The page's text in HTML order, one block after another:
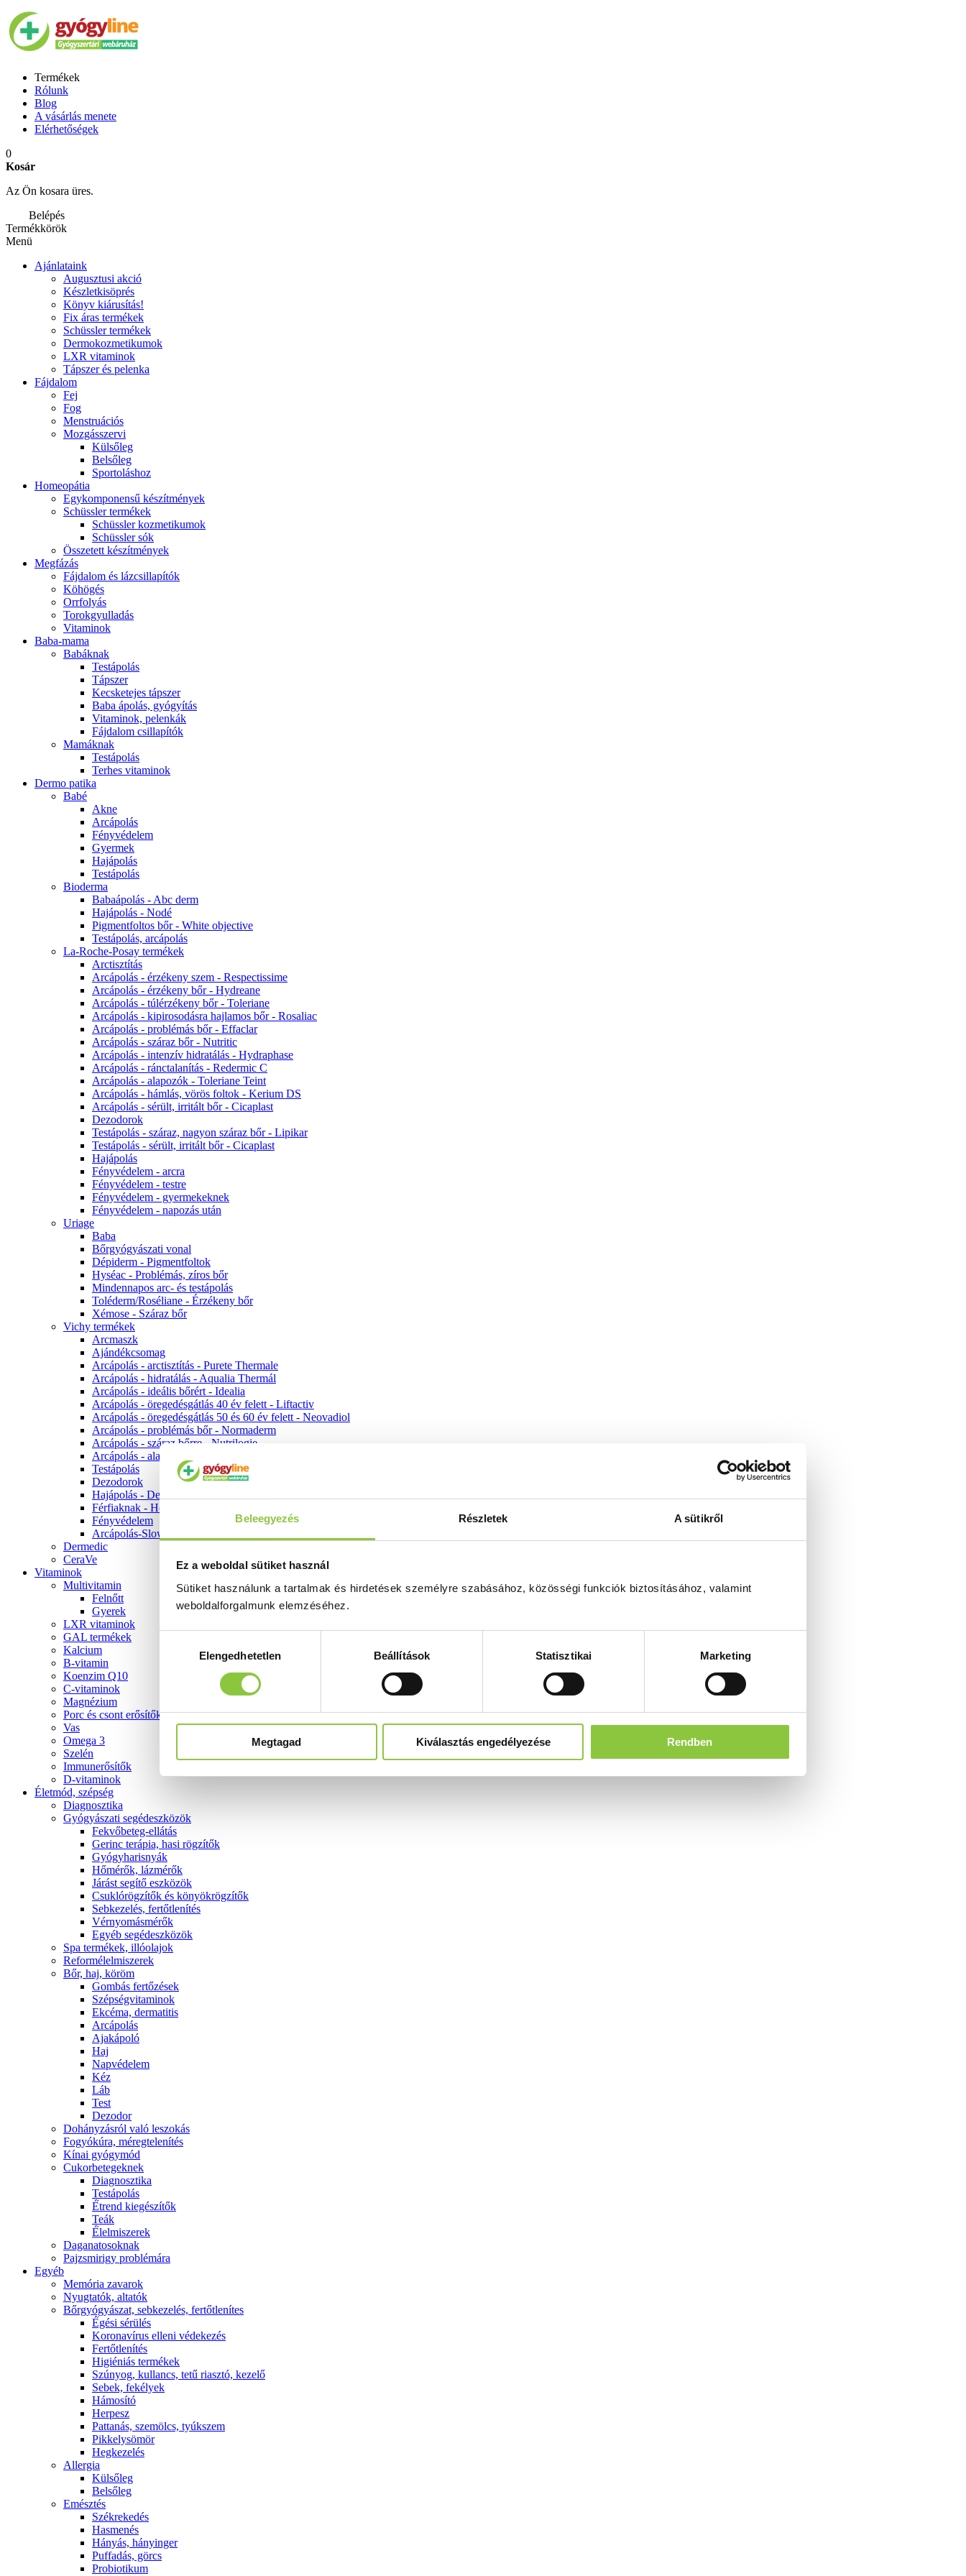
Beleegyezés Részletek A sütikről
Ez a weboldal sütiket használ
Sütiket használunk a tartalmak és hirdetések személyre szabásához, közösségi funkciók biztosításához, valamint
weboldalforgalmunk elemzéséhez.
kiválasztásaElengedhetetlen Beállítások Statisztikai Marketing
Megtagad Kiválasztás engedélyezése Rendben
Termékek
Rólunk
Blog
A vásárlás menete
Elérhetőségek
0
Kosár
Az Ön kosara üres.
Belépés
Termékkörök
Menü
Ajánlataink
Augusztusi akció
Készletkisöprés
Könyv kiárusítás!
Fix áras termékek
Schüssler termékek
Dermokozmetikumok
LXR vitaminok
Tápszer és pelenka
Fájdalom
Fej
Fog
Menstruációs
Mozgásszervi
Külsőleg
Belsőleg
Sportoláshoz
Homeopátia
Egykomponensű készítmények
Schüssler termékek
Schüssler kozmetikumok
Schüssler sók
Összetett készítmények
Megfázás
Fájdalom és lázcsillapítók
Köhögés
Orrfolyás
Torokgyulladás
Vitaminok
Baba-mama
Babáknak
Testápolás
Tápszer
Kecsketejes tápszer
Baba ápolás, gyógyítás
Vitaminok, pelenkák
Fájdalom csillapítók
Mamáknak
Testápolás
Terhes vitaminok
Dermo patika
Babé
Akne
Arcápolás
Fényvédelem
Gyermek
Hajápolás
Testápolás
Bioderma
Babaápolás - Abc derm
Hajápolás - Nodé
Pigmentfoltos bőr - White objective
Testápolás, arcápolás
La-Roche-Posay termékek
Arctisztítás
Arcápolás - érzékeny szem - Respectissime
Arcápolás - érzékeny bőr - Hydreane
Arcápolás - túlérzékeny bőr - Toleriane
Arcápolás - kipirosodásra hajlamos bőr - Rosaliac
Arcápolás - problémás bőr - Effaclar
Arcápolás - száraz bőr - Nutritic
Arcápolás - intenzív hidratálás - Hydraphase
Arcápolás - ránctalanítás - Redermic C
Arcápolás - alapozók - Toleriane Teint
Arcápolás - hámlás, vörös foltok - Kerium DS
Arcápolás - sérült, irritált bőr - Cicaplast
Dezodorok
Testápolás - száraz, nagyon száraz bőr - Lipikar
Testápolás - sérült, irritált bőr - Cicaplast
Hajápolás
Fényvédelem - arcra
Fényvédelem - testre
Fényvédelem - gyermekeknek
Fényvédelem - napozás után
Uriage
Baba
Bőrgyógyászati vonal
Dépiderm - Pigmentfoltok
Hyséac - Problémás, zíros bőr
Mindennapos arc- és testápolás
Toléderm/Roséliane - Érzékeny bőr
Xémose - Száraz bőr
Vichy termékek
Arcmaszk
Ajándékcsomag
Arcápolás - arctisztítás - Purete Thermale
Arcápolás - hidratálás - Aqualia Thermál
Arcápolás - ideális bőrért - Idealia
Arcápolás - öregedésgátlás 40 év felett - Liftactiv
Arcápolás - öregedésgátlás 50 és 60 év felett - Neovadiol
Arcápolás - problémás bőr - Normaderm
Arcápolás - száraz bőrre - Nutrilogie
Arcápolás - alapozók
Testápolás
Dezodorok
Hajápolás - Dercos
Férfiaknak - Homme
Fényvédelem
Arcápolás-Slow Age
Dermedic
CeraVe
Vitaminok
Multivitamin
Felnőtt
Gyerek
LXR vitaminok
GAL termékek
Kalcium
B-vitamin
Koenzim Q10
C-vitaminok
Magnézium
Porc és csont erősítők
Vas
Omega 3
Szelén
Immunerősítők
D-vitaminok
Életmód, szépség
Diagnosztika
Gyógyászati segédeszközök
Fekvőbeteg-ellátás
Gerinc terápia, hasi rögzítők
Gyógyharisnyák
Hőmérők, lázmérők
Járást segítő eszközök
Csuklórögzítők és könyökrögzítők
Sebkezelés, fertőtlenítés
Vérnyomásmérők
Egyéb segédeszközök
Spa termékek, illóolajok
Reformélelmiszerek
Bőr, haj, köröm
Gombás fertőzések
Szépségvitaminok
Ekcéma, dermatitis
Arcápolás
Ajakápoló
Haj
Napvédelem
Kéz
Láb
Test
Dezodor
Dohányzásról való leszokás
Fogyókúra, méregtelenítés
Kínai gyógymód
Cukorbetegeknek
Diagnosztika
Testápolás
É́trend kiegészítők
Teák
É́lelmiszerek
Daganatosoknak
Pajzsmirigy problémára
Egyéb
Memória zavarok
Nyugtatók, altatók
Bőrgyógyászat, sebkezelés, fertőtlenítes
É́gési sérülés
Koronavírus elleni védekezés
Fertőtlenítés
Higiéniás termékek
Szúnyog, kullancs, tetű riasztó, kezelő
Sebek, fekélyek
Hámosító
Herpesz
Pattanás, szemölcs, tyúkszem
Pikkelysömör
Hegkezelés
Allergia
Külsőleg
Belsőleg
Emésztés
Székrekedés
Hasmenés
Hányás, hányinger
Puffadás, görcs
Probiotikum